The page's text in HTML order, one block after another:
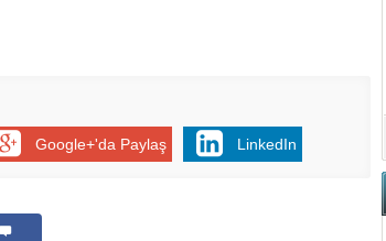
Google+'da Paylaş LinkedIn